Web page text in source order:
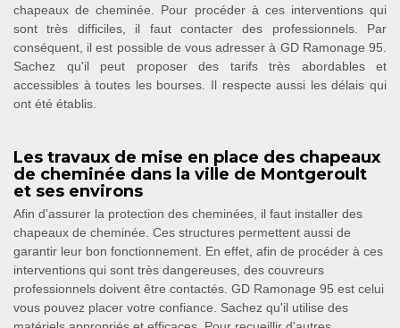
chapeaux de cheminée. Pour procéder à ces interventions qui
sont très difficiles, il faut contacter des professionnels. Par
conséquent, il est possible de vous adresser à GD Ramonage 95.
Sachez qu'il peut proposer des tarifs très abordables et
accessibles à toutes les bourses. Il respecte aussi les délais qui
ont été établis.
Les travaux de mise en place des chapeaux
de cheminée dans la ville de Montgeroult
et ses environs
Afin d'assurer la protection des cheminées, il faut installer des
chapeaux de cheminée. Ces structures permettent aussi de
garantir leur bon fonctionnement. En effet, afin de procéder à ces
interventions qui sont très dangereuses, des couvreurs
professionnels doivent être contactés. GD Ramonage 95 est celui
vous pouvez placer votre confiance. Sachez qu'il utilise des